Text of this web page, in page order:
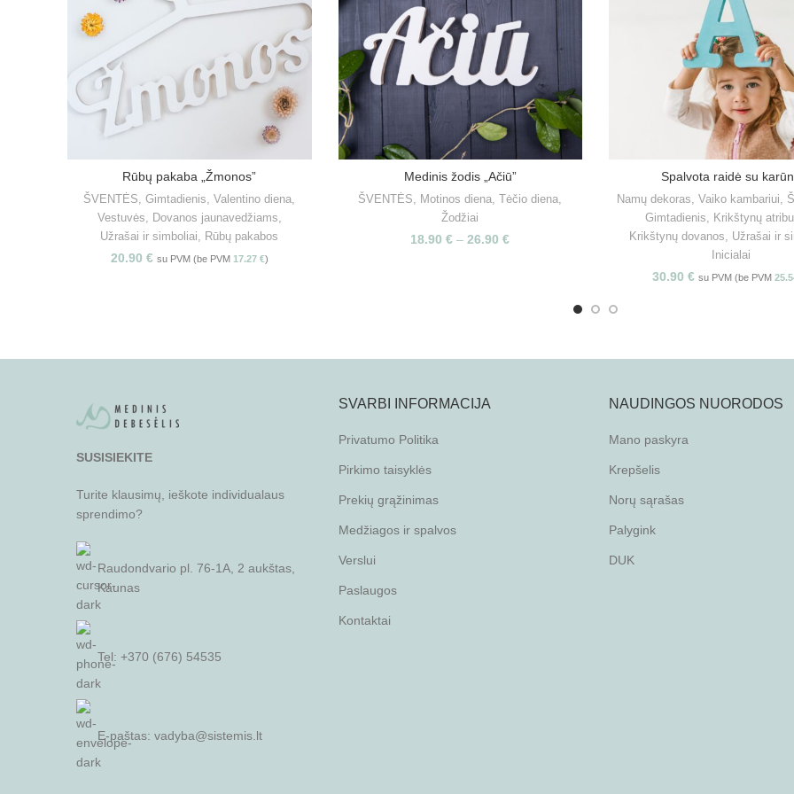
PASIRINKITE SAVYBES
Rūbų pakaba „Žmonos”
ŠVENTĖS,Gimtadienis,Valentino diena,
Vestuvės, Dovanos jaunavedžiams,
Užrašai ir simboliai, Rūbų pakabos
20.90 € su PVM (be PVM 17.27 €)
PASIRINKITE SAVYBES
Medinis žodis „Ačiū”
ŠVENTĖS, Motinos diena,Tėčio diena,
Žodžiai
18.90€ –26.90€
PASIRINKITE
Spalvota raidė su
Namų dekoras, Vaiko kambariui,
Gimtadienis, Krikštynų
Krikštynų dovanos, Užrašai ir
Inicialai
30.90 € su PVM (be PVM
SUSISIEKITE
Turite klausimų, ieškote individualaus
sprendimo?
Raudondvario pl. 76-1A, 2 aukštas,
Kaunas
Tel: +370 (676) 54535
E-paštas: vadyba@sistemis.lt
SVARBI INFORMACIJA
Privatumo Politika
Pirkimo taisyklės
Prekių grąžinimas
Medžiagos ir spalvos
Verslui
Paslaugos
Kontaktai
NAUDINGOS NUORODOS
Mano paskyra
Krepšelis
Norų sąrašas
Palygink
DUK